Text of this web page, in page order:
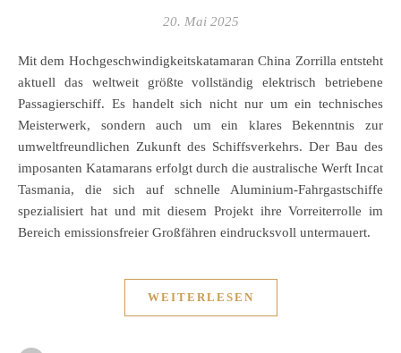
20. Mai 2025
Mit dem Hochgeschwindigkeitskatamaran China Zorrilla entsteht
aktuell das weltweit größte vollständig elektrisch betriebene
Passagierschiff. Es handelt sich nicht nur um ein technisches
Meisterwerk, sondern auch um ein klares Bekenntnis zur
umweltfreundlichen Zukunft des Schiffsverkehrs. Der Bau des
imposanten Katamarans erfolgt durch die australische Werft Incat
Tasmania, die sich auf schnelle Aluminium-Fahrgastschiffe
spezialisiert hat und mit diesem Projekt ihre Vorreiterrolle im
Bereich emissionsfreier Großfähren eindrucksvoll untermauert.
WEITERLESEN